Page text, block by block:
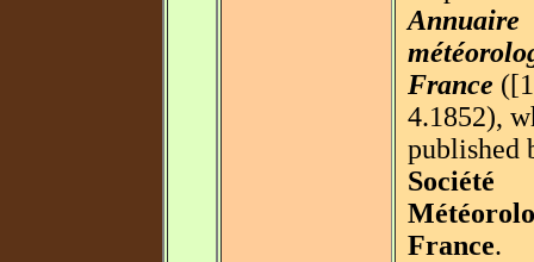
Annuaire
France
4.1852),
published
Société
France.